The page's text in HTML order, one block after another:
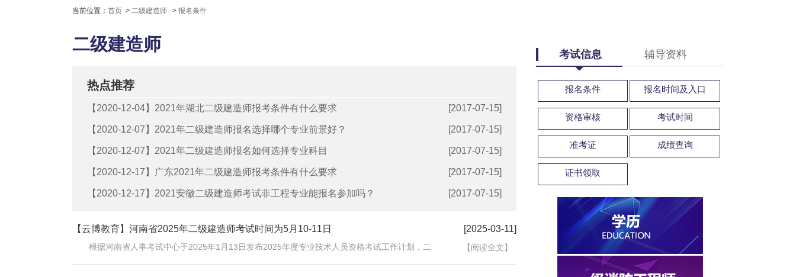
当前位置： 首页 > 二级建造师 > 报名条件
二级建造师
热点推荐
[2017-07-15]
【2020-12-04】 2021年湖北二级建造师报考条件有什么要求
[2017-07-15]
【2020-12-07】 2021年二级建造师报名选择哪个专业前景好？
[2017-07-15]
【2020-12-07】 2021年二级建造师报名如何选择专业科目
[2017-07-15]
【2020-12-17】 广东2021年二级建造师报考条件有什么要求
[2017-07-15]
【2020-12-17】 2021安徽二级建造师考试非工程专业能报名参加吗？
[2025-03-11]
【云博教育】 河南省2025年二级建造师考试时间为5月10-11日
根据河南省人事考试中心于2025年1月13日发布2025年度专业技术人员资格考试工作计划，二 【阅读全文】
考试信息 辅导资料
报名条件 报名时间及入口
资格审核 考试时间
准考证 成绩查询
证书领取